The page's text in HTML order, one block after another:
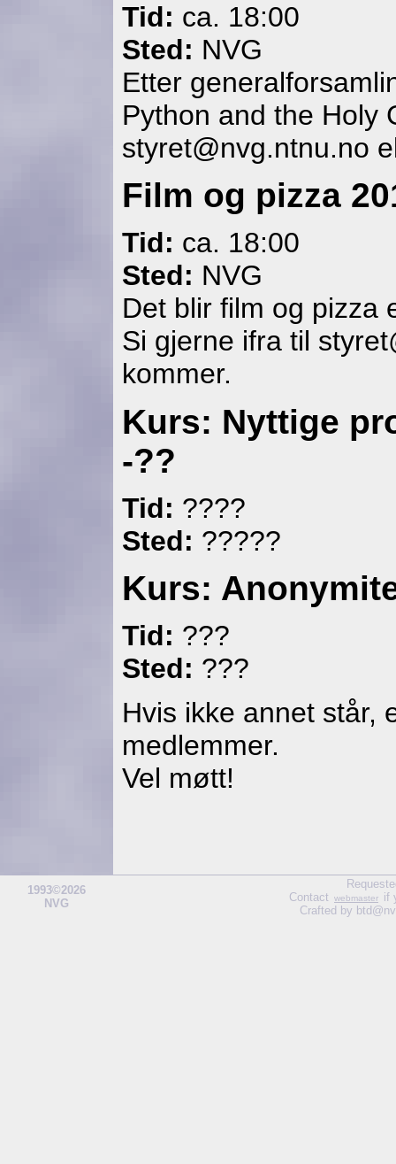
Tid: ca. 18:00
Sted: NVG
Etter
Python and the Holy
styret@nvg.ntnu.no
Film og pizza
Tid: ca. 18:00
Sted: NVG
Det blir film og pizza
Si gjerne ifra til
kommer.
Kurs: Nyttige
-??
Tid: ????
Sted: ?????
Kurs:
Tid: ???
Sted: ???
Hvis ikke annet står,
medlemmer.
Vel møtt!
1993©2026
NVG
Contact
webmaster
if
Crafted by